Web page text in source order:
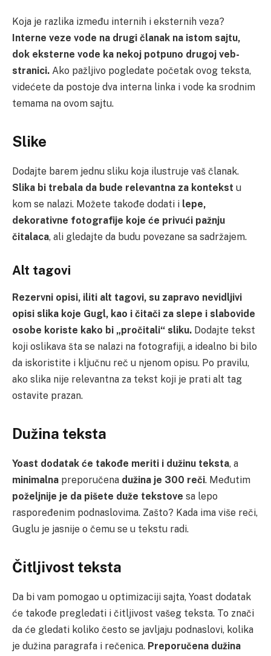
Koja je razlika između internih i eksternih veza?
Interne veze vode na drugi članak na istom sajtu,
dok eksterne vode ka nekoj potpuno drugoj veb-
stranici. Ako pažljivo pogledate početak ovog teksta,
videćete da postoje dva interna linka i vode ka srodnim
temama na ovom sajtu.
Slike
Dodajte barem jednu sliku koja ilustruje vaš članak.
Slika bi trebala da bude relevantna za kontekst u
kom se nalazi. Možete takođe dodati i lepe,
dekorativne fotografije koje će privući pažnju
čitalaca, ali gledajte da budu povezane sa sadržajem.
Alt tagovi
Rezervni opisi, iliti alt tagovi, su zapravo nevidljivi
opisi slika koje Gugl, kao i čitači za slepe i slabovide
osobe koriste kako bi „pročitali“ sliku. Dodajte tekst
koji oslikava šta se nalazi na fotografiji, a idealno bi bilo
da iskoristite i ključnu reč u njenom opisu. Po pravilu,
ako slika nije relevantna za tekst koji je prati alt tag
ostavite prazan.
Dužina teksta
Yoast dodatak će takođe meriti i dužinu teksta, a
minimalna preporučena dužina je 300 reči. Međutim
poželjnije je da pišete duže tekstove sa lepo
raspoređenim podnaslovima. Zašto? Kada ima više reči,
Guglu je jasnije o čemu se u tekstu radi.
Čitljivost teksta
Da bi vam pomogao u optimizaciji sajta, Yoast dodatak
će takođe pregledati i čitljivost vašeg teksta. To znači
da će gledati koliko često se javljaju podnaslovi, kolika
je dužina paragrafa i rečenica. Preporučena dužina